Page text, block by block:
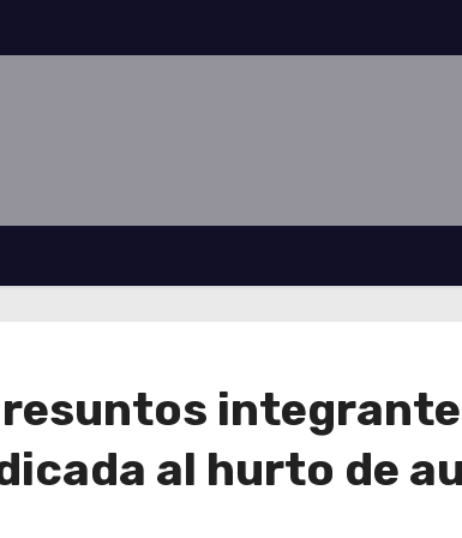
integrantes
al hurto de